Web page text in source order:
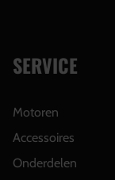
SERVICE
Motoren
Accessoires
Onderdelen